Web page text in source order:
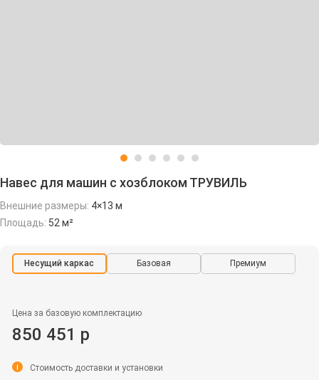
Навес для машин с хозблоком ТРУВИЛЬ
Внешние размеры: 4×13 м
Площадь: 52 м²
Несущий каркас Базовая Премиум
Цена за базовую комплектацию
850 451 р
i Стоимость доставки и установки